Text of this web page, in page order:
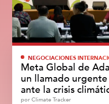
NEGOCIACIONES
Meta Global de
un llamado
ante la crisis
por Climate Tracker